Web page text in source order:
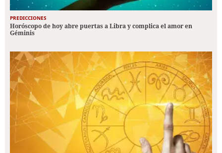
PREDICCIONES
Horóscopo de hoy abre puertas a Libra y complica el amor en
Géminis